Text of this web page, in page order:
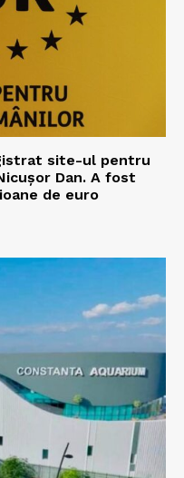
site-ul pentru
Dan. A fost
de euro